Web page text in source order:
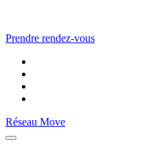
Prendre rendez-vous
Réseau Move